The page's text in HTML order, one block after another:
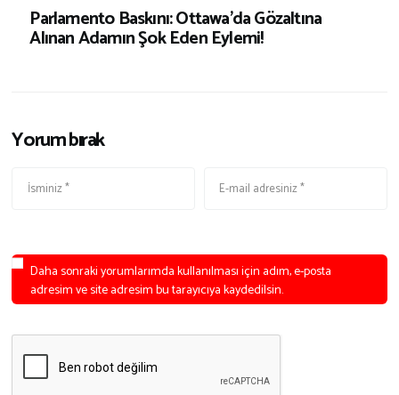
Parlamento Baskını: Ottawa’da Gözaltına
Alınan Adamın Şok Eden Eylemi!
Yorum bırak
Daha sonraki yorumlarımda kullanılması için adım, e-posta
adresim ve site adresim bu tarayıcıya kaydedilsin.